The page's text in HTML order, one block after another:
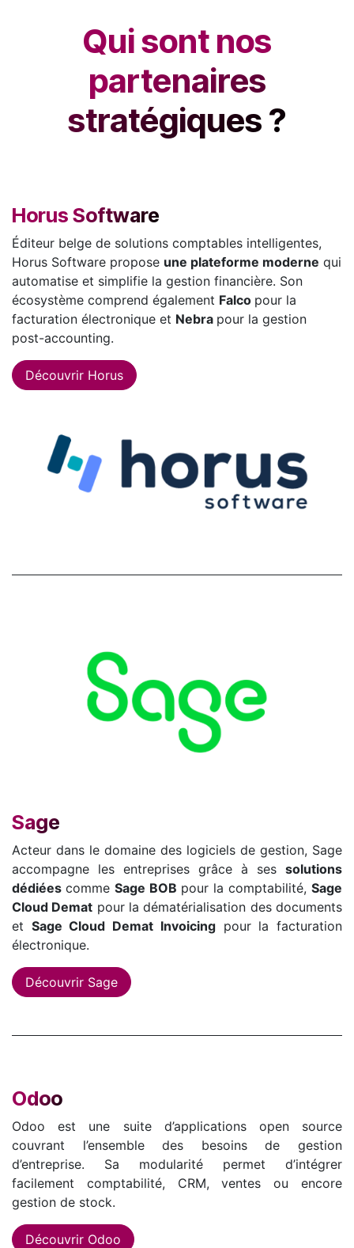
Qui sont nos
partenaires
stratégiques ?
Horus Software
Éditeur belge de solutions comptables intelligentes,
Horus Software propose une plateforme moderne qui
automatise et simplifie la gestion financière. Son
écosystème comprend également Falco pour la
facturation électronique et Nebra pour la gestion
post-accounting.​
Découvrir Horus
Sage
Acteur dans le domaine des logiciels de gestion, Sage
accompagne les entreprises grâce à ses solutions
dédiées comme Sage BOB pour la comptabilité, Sage
Cloud Demat pour la dématérialisation des documents
et Sage Cloud Demat Invoicingpour la facturation
électronique.
Découvrir Sage
Odoo
Odoo est une suite d’applications open source
couvrant l’ensemble des besoins de gestion
d’entreprise. Sa modularité permet d’intégrer
facilement comptabilité, CRM, ventes ou encore
gestion de stock.
Découvrir Odoo